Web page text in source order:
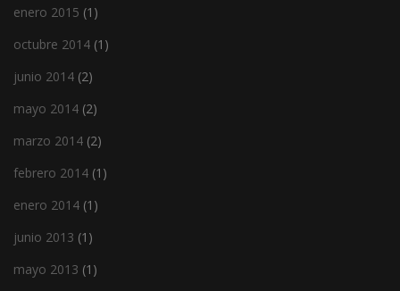
enero 2015 (1)
octubre 2014 (1)
junio 2014 (2)
mayo 2014 (2)
marzo 2014 (2)
febrero 2014 (1)
enero 2014 (1)
junio 2013 (1)
mayo 2013 (1)